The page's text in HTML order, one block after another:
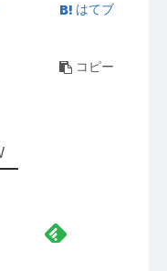
はてブ
コピー